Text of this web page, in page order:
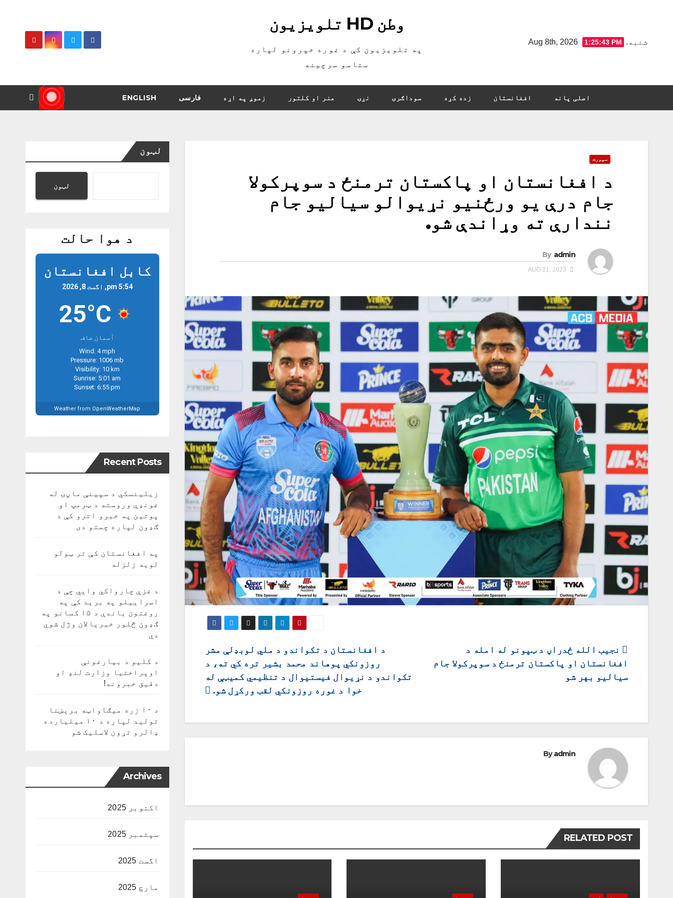
شنبه. Aug 8th, 2026 1:25:44 PM
وطن HD تلویزیون
په تلویزیون کې د غوره خپرونو لپاره
ستاسو سرچینه
اصلی پانه افغانستان زده کړه سوداګرۍ نړۍ هنر او کلتور زموږ په اړه فارسی ENGLISH
سپورت
د افغانستان او پاکستان ترمنځ د سوپرکولا
جام درې یو ورځنیو نړیوالو سیالیو جام
نندارې ته وړاندې شو.
By admin
ليکنه
چليدنه
د افغانستان د تکواندو د ملي لوبډلې مشر
روزونکي پوهاند محمد بشیر تره کي ته، د
تکواندو د نړیوال فیستیوال د تنظیمي کمیټې له
خوا د غوره روزونکي لقب ورکړل شو.
نجیب الله ځدراڼ د ټپونو له امله د
افغانستان او پاکستان ترمنځ د سوپرکولا جام
سیالیو بهر شو
Byadmin
RELATED POST
لټون
لټون
د هوا حالت
کابل افغانستان
5:54 pm, اگست 8, 2026
25°C
آسمان صاف
Wind: 4 mph
Pressure: 1006 mb
Visibility: 10 km
Sunrise: 5:01 am
Sunset: 6:55 pm
Weather from OpenWeatherMap
Recent Posts
زیلینسکي د سپینې ماڼۍ له
غونډې وروسته د ټرمپ او
پوتین په خبرو اترو کې د
ګډون لپاره چمتو دی
په افغانستان کې تر ټولو
لویه زلزله
د غزې چارواکي وايي چې د
اسراییلو په برید کې په
روغتون باندې د ۱۵ کسانو په
ګډون څلور خبریالان وژل شوي
دي
د کلیو د بیارغونې
اوپراختیا وزارت لنډ او
دقیق خبرونه!
د ۱۰ زره میګاواټه برېښنا
تولید لپاره د ۱۰ میلیارده
ډالرو تړون لاسلیک شو
Archives
اکتوبر 2025
سپتمبر 2025
اگست 2025
مارچ 2025